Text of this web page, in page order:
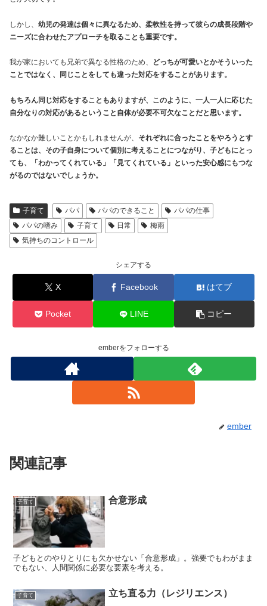
しかし、 幼児の発達は個々に異なるため、柔軟性を持って彼らの成長段階や
ニーズに合わせたアプローチを取ることも重要です。
我が家においても兄弟で異なる性格のため、
どっちが可愛いとかそういった
ことではなく、同じことをしても違った対応をすることがあります。
もちろん同じ対応をすることもありますが、このように、一人一人に応じた
自分なりの対応があるということ自体が必要不可欠なことだと思います。
なかなか難しいことかもしれませんが、 それぞれに合ったことをやろうとす
ることは、その子自身について個別に考えることにつながり、子どもにとっ
ても、「わかってくれている」「見てくれている」といった安心感にもつな
がるのではないでしょうか。
子育て パパ パパのできること
パパの仕事
パパの嗜み
子育て 日常
梅雨
気持ちのコントロール
シェアする
X Facebook はてブ
Pocket LINE コピー
emberをフォローする
ember
関連記事
子育て 合意形成
子どもとのやりとりにも欠かせない「合意形成」。強要でもわがまま
でもない、人間関係に必要な要素を考える。
子育て 立ち直る力（レジリエンス）